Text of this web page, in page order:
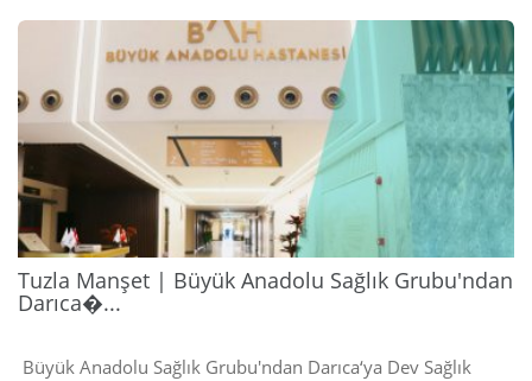
2024
Tuzla Manşet | Büyük Anadolu Sağlık Grubu'ndan
Darıca�...
Büyük Anadolu Sağlık Grubu'ndan Darıca‘ya Dev Sağlık